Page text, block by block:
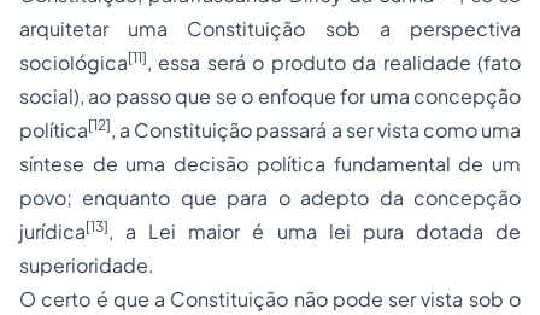
arquitetar uma Constituição sob a perspectiva
sociológica[11], essa será o produto da realidade (fato
social), ao passo que se o enfoque for uma concepção
política[12], a Constituição passará a ser vista como uma
síntese de uma decisão política fundamental de um
povo; enquanto que para o adepto da concepção
jurídica[13], a Lei maior é uma lei pura dotada de
superioridade.
O certo é que a Constituição não pode ser vista sob o